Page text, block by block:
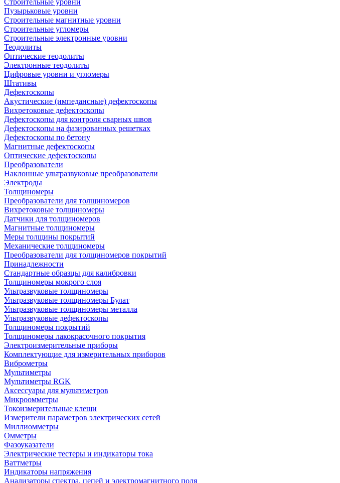
Строительные уровни
Пузырьковые уровни
Строительные магнитные уровни
Строительные угломеры
Строительные электронные уровни
Теодолиты
Оптические теодолиты
Электронные теодолиты
Цифровые уровни и угломеры
Штативы
Дефектоскопы
Акустические (импедансные) дефектоскопы
Вихретоковые дефектоскопы
Дефектоскопы для контроля сварных швов
Дефектоскопы на фазированных решетках
Дефектоскопы по бетону
Магнитные дефектоскопы
Оптические дефектоскопы
Преобразователи
Наклонные ультразвуковые преобразователи
Электроды
Толщиномеры
Преобразователи для толщиномеров
Вихретоковые толщиномеры
Датчики для толщиномеров
Магнитные толщиномеры
Меры толщины покрытий
Механические толщиномеры
Преобразователи для толщиномеров покрытий
Принадлежности
Стандартные образцы для калибровки
Толщиномеры мокрого слоя
Ультразвуковые толщиномеры
Ультразвуковые толщиномеры Булат
Ультразвуковые толщиномеры металла
Ультразвуковые дефектоскопы
Толщиномеры покрытий
Толщиномеры лакокрасочного покрытия
Электроизмерительные приборы
Комплектующие для измерительных приборов
Виброметры
Мультиметры
Мультиметры RGK
Аксессуары для мультиметров
Микроомметры
Токоизмерительные клещи
Измерители параметров электрических сетей
Миллиомметры
Омметры
Фазоуказатели
Электрические тестеры и индикаторы тока
Ваттметры
Индикаторы напряжения
Анализаторы спектра, цепей и электромагнитного поля